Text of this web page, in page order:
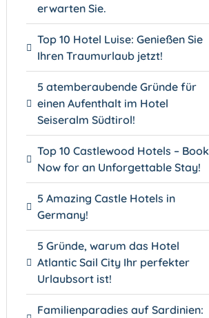
erwarten Sie.
Top 10 Hotel Luise: Genießen Sie
Ihren Traumurlaub jetzt!
5 atemberaubende Gründe für
einen Aufenthalt im Hotel
Seiseralm Südtirol!
Top 10 Castlewood Hotels – Book
Now for an Unforgettable Stay!
5 Amazing Castle Hotels in
Germany!
5 Gründe, warum das Hotel
Atlantic Sail City Ihr perfekter
Urlaubsort ist!
Familienparadies auf Sardinien: